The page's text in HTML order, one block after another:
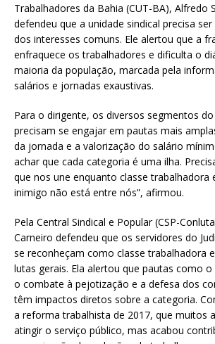
Trabalhadores da Bahia (CUT-BA), Alfredo
defendeu que a unidade sindical precisa
dos interesses comuns. Ele alertou que a
enfraquece os trabalhadores e dificulta o
maioria da população, marcada pela
salários e jornadas exaustivas.
Para o dirigente, os diversos segmentos
precisam se engajar em pautas mais
da jornada e a valorização do salário
achar que cada categoria é uma ilha.
que nos une enquanto classe trabalhadora
inimigo não está entre nós”, afirmou.
Pela Central Sindical e Popular (CSP-
Carneiro defendeu que os servidores do
se reconheçam como classe trabalhadora
lutas gerais. Ela alertou que pautas como
o combate à pejotização e a defesa dos
têm impactos diretos sobre a categoria.
a reforma trabalhista de 2017, que muitos
atingir o serviço público, mas acabou